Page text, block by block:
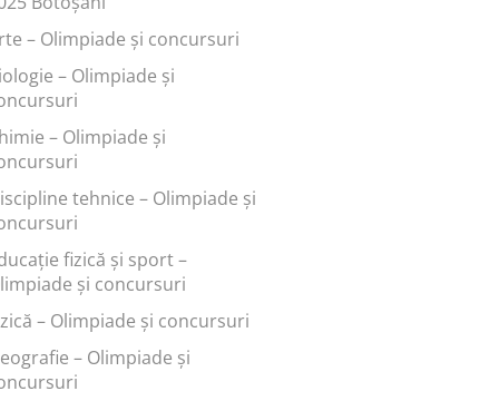
– Olimpiade și concursuri
– Olimpiade și
– Olimpiade și
tehnice – Olimpiade și
fizică şi sport –
și concursuri
– Olimpiade și concursuri
– Olimpiade și